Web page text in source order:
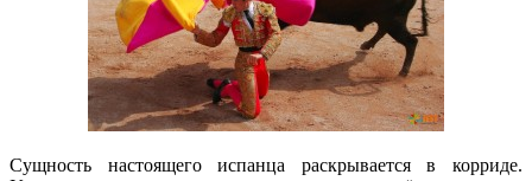
Сущность настоящего испанца раскрывается в корриде.